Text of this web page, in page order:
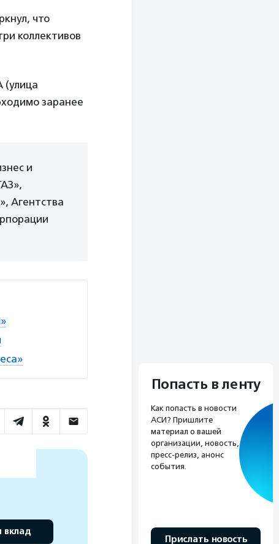
что
коллективов
(улица
заранее
и
Агентства
вклад
Попасть в ленту
Как попасть в новости
АСИ? Пришлите
материал о вашей
организации, новость,
пресс-релиз, анонс
события.
Прислать новость